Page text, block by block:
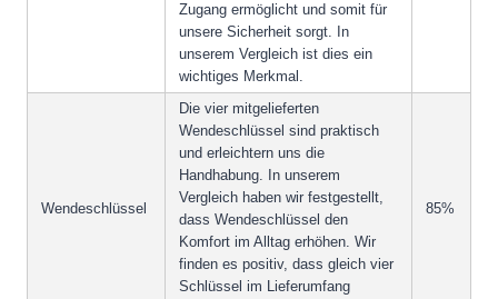
Zugang ermöglicht und somit für
unsere Sicherheit sorgt. In
unserem Vergleich ist dies ein
wichtiges Merkmal.
Wendeschlüssel
Die vier mitgelieferten
Wendeschlüssel sind praktisch
und erleichtern uns die
Handhabung. In unserem
Vergleich haben wir festgestellt,
dass Wendeschlüssel den
Komfort im Alltag erhöhen. Wir
finden es positiv, dass gleich vier
Schlüssel im Lieferumfang
85%